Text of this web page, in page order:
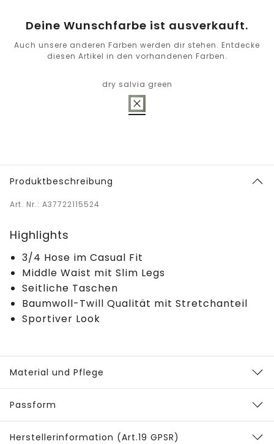
Deine Wunschfarbe ist ausverkauft.
Auch unsere anderen Farben werden dir stehen. Entdecke
diesen Artikel in den vorhandenen Farben.
dry salvia green
Produktbeschreibung
Art. Nr.: A37722115524
Highlights
3/4 Hose im Casual Fit
Middle Waist mit Slim Legs
Seitliche Taschen
Baumwoll-Twill Qualität mit Stretchanteil
Sportiver Look
Material und Pflege
Passform
Herstellerinformation (Art.19 GPSR)